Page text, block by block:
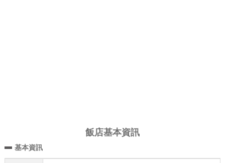
飯店基本資訊
基本資訊